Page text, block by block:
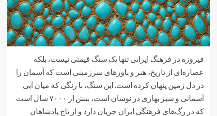
فیروزه در فرهنگ ایرانی تنها یک سنگ قیمتی نیست، بلکه
عصاره‌ای از تاریخ، هنر و باورهای سرزمینی است که آسمان را
در دل زمین پنهان کرده است. این سنگ، با رنگی که میان آبی
آسمانی و سبز بهاری در نوسان است، بیش از ۷۰۰۰ سال است
که در رگ‌های فرهنگی ایران جریان دارد و از تاج پادشاهان